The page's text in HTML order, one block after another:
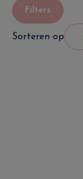
Filters
Sorteren op